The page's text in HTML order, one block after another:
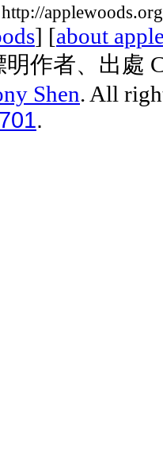
] [about
作者、出處
Shen. All
.